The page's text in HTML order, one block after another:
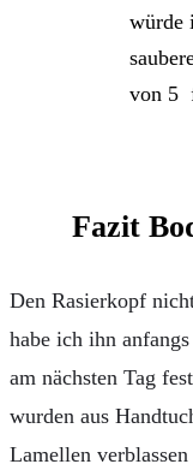
würde
von 5
Fazit
Den Rasierkopf
habe ich ihn
am nächsten Tag
wurden aus
Lamellen